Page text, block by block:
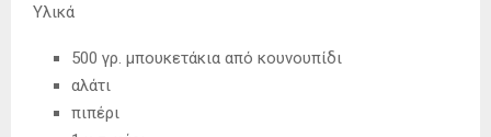
Υλικά
500 γρ. μπουκετάκια από κουνουπίδι
αλάτι
πιπέρι